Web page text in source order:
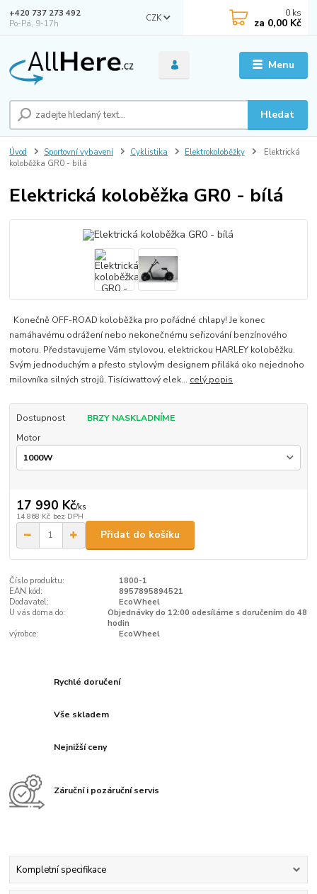
Menu
CZK
Hledat
+420 737 273 492
Po-Pá, 9-17h
0 ks
za 0,00 Kč
Úvod Sportovní vybavení Cyklistika Elektrokoloběžky
Elektrická
koloběžka GR0 - bílá
Elektrická koloběžka GR0 - bílá
Konečně OFF-ROAD koloběžka pro pořádné chlapy! Je konec
namáhavému odrážení nebo nekonečnému seřizování benzínového
motoru. Představujeme Vám stylovou, elektrickou HARLEY koloběžku.
Svým jednoduchým a přesto stylovým designem přiláká oko nejednoho
milovníka silných strojů. Tisíciwattový elek... celý popis
Dostupnost
BRZY NASKLADNÍME
Motor
17 990 Kč/ks
14 868 Kč bez DPH
Přidat do košíku
Číslo produktu:
1800-1
EAN kód:
8957895894521
Dodavatel:
EcoWheel
U vás doma do:
Objednávky do 12:00 odesíláme s doručením do 48
hodin
výrobce:
EcoWheel
Rychlé doručení
Vše skladem
Nejnižší ceny
Záruční i pozáruční servis
Kompletní specifikace